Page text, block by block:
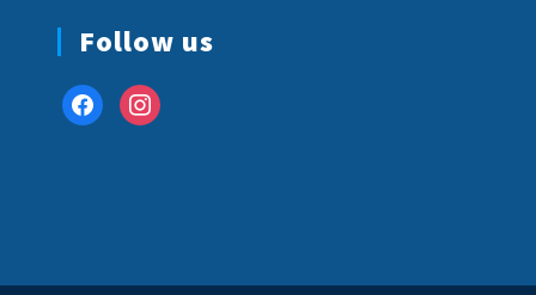
Follow us
facebookinstagram